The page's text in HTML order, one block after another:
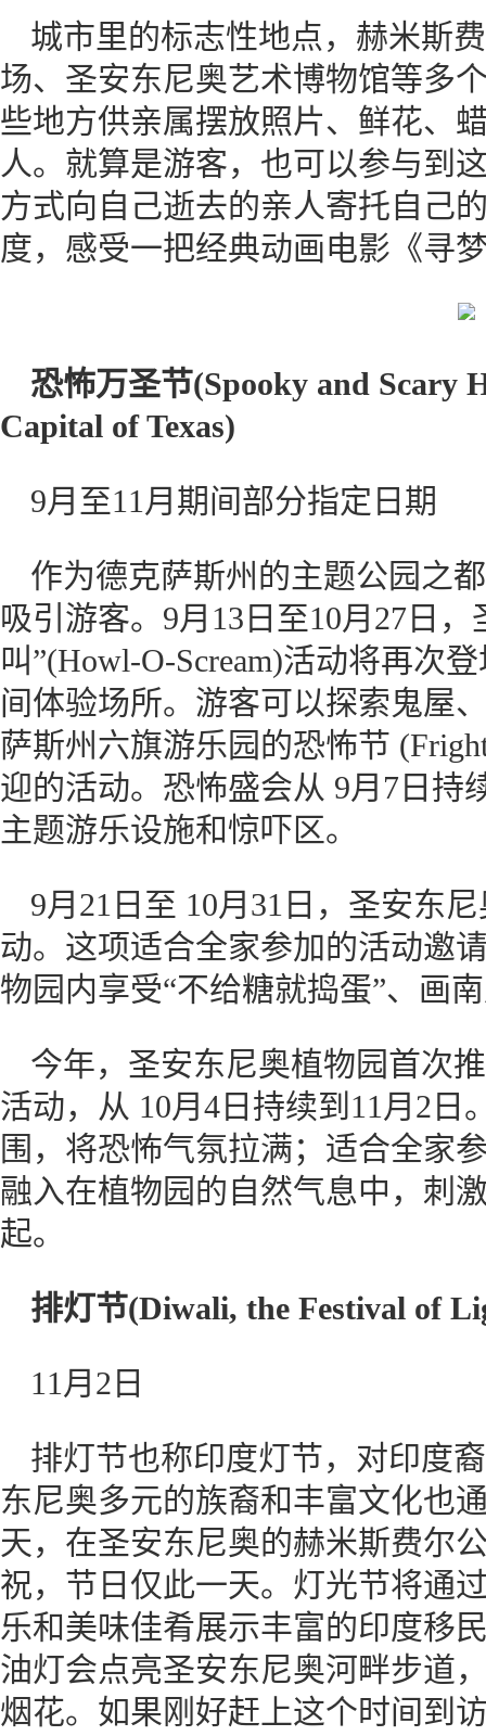
城市里的标志性地点，赫米斯
场、圣安东尼奥艺术博物馆等多
些地方供亲属摆放照片、鲜花、
人。就算是游客，也可以参与到
方式向自己逝去的亲人寄托自己
度，感受一把经典动画电影《寻
恐怖万圣节(Spooky and Scary
Capital of Texas)
9月至11月期间部分指定日期
作为德克萨斯州的主题公园之
吸引游客。9月13日至10月27日
叫”(Howl-O-Scream)活动将再次
间体验场所。游客可以探索鬼屋
萨斯州六旗游乐园的恐怖节
迎的活动。恐怖盛会从 9月7日持
主题游乐设施和惊吓区。
9月21日至 10月31日，圣安东
动。这项适合全家参加的活动邀
物园内享受“不给糖就捣蛋”、画
今年，圣安东尼奥植物园首次
活动，从 10月4日持续到11月2
围，将恐怖气氛拉满；适合全家
融入在植物园的自然气息中，刺
起。
排灯节(Diwali, the Festival of
11月2日
排灯节也称印度灯节，对印度
东尼奥多元的族裔和丰富文化也
天，在圣安东尼奥的赫米斯费尔
祝，节日仅此一天。灯光节将通
乐和美味佳肴展示丰富的印度移
油灯会点亮圣安东尼奥河畔步道
烟花。如果刚好赶上这个时间到